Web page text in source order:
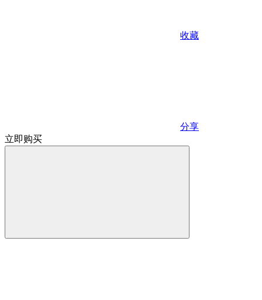
收藏
分享
立即购买